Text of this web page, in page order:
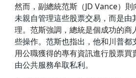
然而，副總統范斯（JD Vance）
未親自管理這些股票交易，而是由
理。范斯強調，總統是個成功的商
些操作。范斯也指出，他和川普都
用公職獲得的專有資訊進行股票買
由公共服務牟取私利。